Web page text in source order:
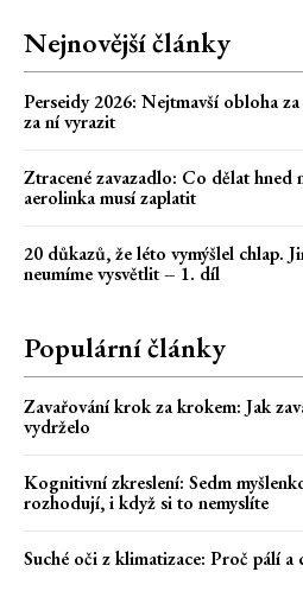
Nejnovější články
Perseidy 2026: Nejtmavší obloha
za ní vyrazit
Ztracené zavazadlo: Co dělat hned
aerolinka musí zaplatit
20 důkazů, že léto vymýšlel chlap.
neumíme vysvětlit – 1. díl
Populární články
Zavařování krok za krokem: Jak
vydrželo
Kognitivní zkreslení: Sedm
rozhodují, i když si to nemyslíte
Suché oči z klimatizace: Proč pálí a